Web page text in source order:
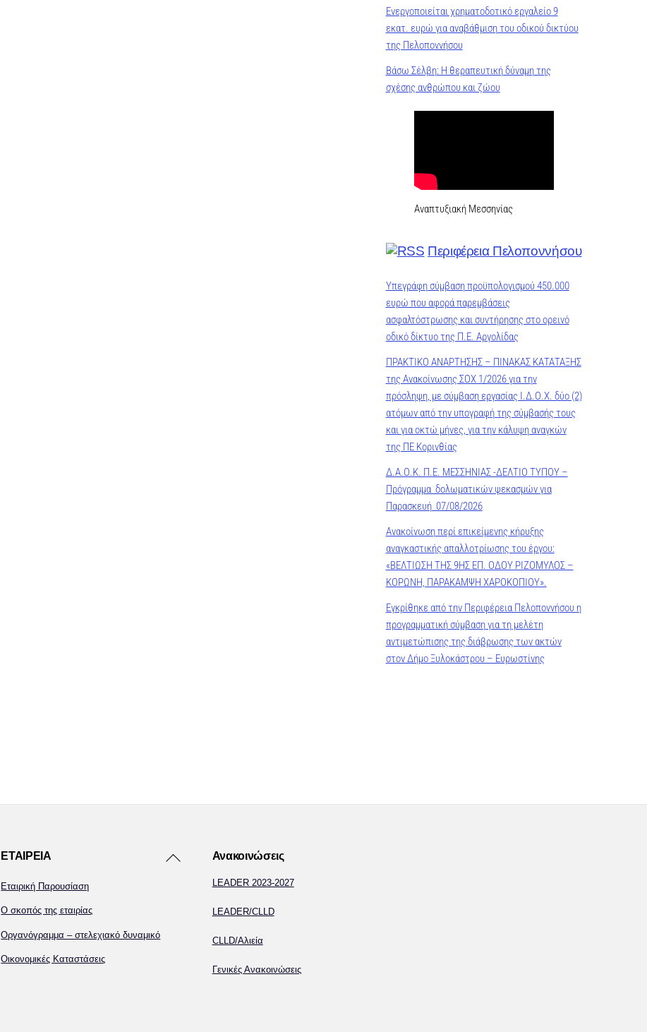
Ενεργοποιείται χρηματοδοτικό εργαλείο 9
εκατ. ευρώ για αναβάθμιση του οδικού δικτύου
της Πελοποννήσου
Βάσω Σέλβη: Η θεραπευτική δύναμη της
σχέσης ανθρώπου και ζώου
Αναπτυξιακή Μεσσηνίας
Περιφέρεια Πελοποννήσου
Υπεγράφη σύμβαση προϋπολογισμού 450.000
ευρώ που αφορά παρεμβάσεις
ασφαλτόστρωσης και συντήρησης στο ορεινό
οδικό δίκτυο της Π.Ε. Αργολίδας
ΠΡΑΚΤΙΚO ΑΝΑΡΤΗΣΗΣ – ΠΙΝΑΚΑΣ ΚΑΤΑΤΑΞΗΣ
της Ανακοίνωσης ΣΟΧ 1/2026 για την
πρόσληψη, με σύμβαση εργασίας Ι.Δ.Ο.Χ. δύο (2)
ατόμων από την υπογραφή της σύμβασής τους
και για οκτώ μήνες, για την κάλυψη αναγκών
της ΠΕ Κορινθίας
Δ.Α.Ο.Κ. Π.Ε. ΜΕΣΣΗΝΙΑΣ -ΔΕΛΤΙΟ ΤΥΠΟΥ –
Πρόγραμμα δολωματικών ψεκασμών για
Παρασκευή 07/08/2026
Ανακοίνωση περί επικείμενης κήρυξης
αναγκαστικής απαλλοτρίωσης του έργου:
«ΒΕΛΤΙΩΣΗ ΤΗΣ 9ΗΣ ΕΠ. ΟΔΟΥ ΡΙΖΟΜΥΛΟΣ –
ΚΟΡΩΝΗ, ΠΑΡΑΚΑΜΨΗ ΧΑΡΟΚΟΠΙΟΥ».
Εγκρίθηκε από την Περιφέρεια Πελοποννήσου η
προγραμματική σύμβαση για τη μελέτη
αντιμετώπισης της διάβρωσης των ακτών
στον Δήμο Ξυλοκάστρου – Ευρωστίνης
Back
ΕΤΑΙΡΕΙΑ
Εταιρική Παρουσίαση
Ο σκοπός της εταιρίας
Οργανόγραμμα – στελεχιακό δυναμικό
Οικονομικές Καταστάσεις
Ανακοινώσεις
LEADER 2023-2027
LEADER/CLLD
CLLD/Αλιεία
Γενικές Ανακοινώσεις